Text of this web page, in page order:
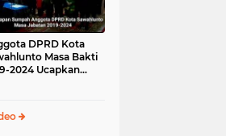
DPRD Kota
Masa Bakti
2024 Ucapkan